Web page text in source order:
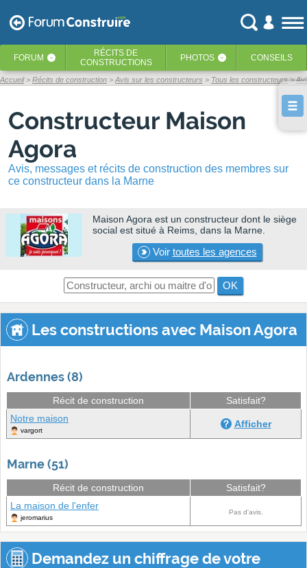
FORUM ‹ RÉCITS DE
CONSTRUCTIONS
PHOTOS ‹ CONSEILS
Accueil Récits de construction Avis sur les constructeurs Tous les constructeurs
Constructeur Maison
Agora
Avis, messages et récits de construction des membres sur
ce constructeur dans la Marne
Maison Agora est un constructeur dont le siège
social est situé à Reims, dans la Marne.
Voir toutes les agences
OK
Les constructions avec Maison Agora
Ardennes (8)
Récit de construction
Satisfait?
Notre maison
vargort
Afficher
Marne (51)
Récit de construction
Satisfait?
La maison de l'enfer
jeromarius
Pas d'avis.
Demandez un chiffrage de votre